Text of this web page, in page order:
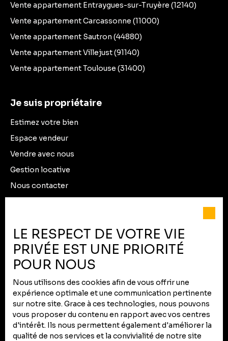
Vente appartement Entraygues-sur-Truyère (12140)
Vente appartement Carcassonne (11000)
Vente appartement Sautron (44880)
Vente appartement Villejust (91140)
Vente appartement Toulouse (31400)
Je suis propriétaire
Estimez votre bien
Espace vendeur
Vendre avec nous
Gestion locative
Nous contacter
Recrutement
Nos honoraires
Mentions légales
Politique de confidentialité
Plan du site
Gérer les cookies
Propulsé par
LE RESPECT DE VOTRE VIE
PRIVÉE EST UNE PRIORITÉ
POUR NOUS
Nous utilisons des cookies afin de vous offrir une
expérience optimale et une communication pertinente
sur notre site. Grace à ces technologies, nous pouvons
vous proposer du contenu en rapport avec vos centres
d'intérêt. Ils nous permettent également d'améliorer la
qualité de nos services et la convivialité de notre site